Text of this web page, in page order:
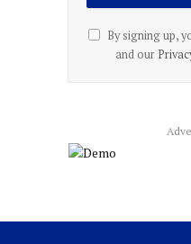
By signing up,
and our